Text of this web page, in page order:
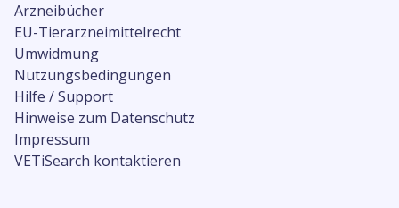
Arzneibücher
EU-Tierarzneimittelrecht
Umwidmung
Nutzungsbedingungen
Hilfe / Support
Hinweise zum Datenschutz
Impressum
VETiSearch kontaktieren